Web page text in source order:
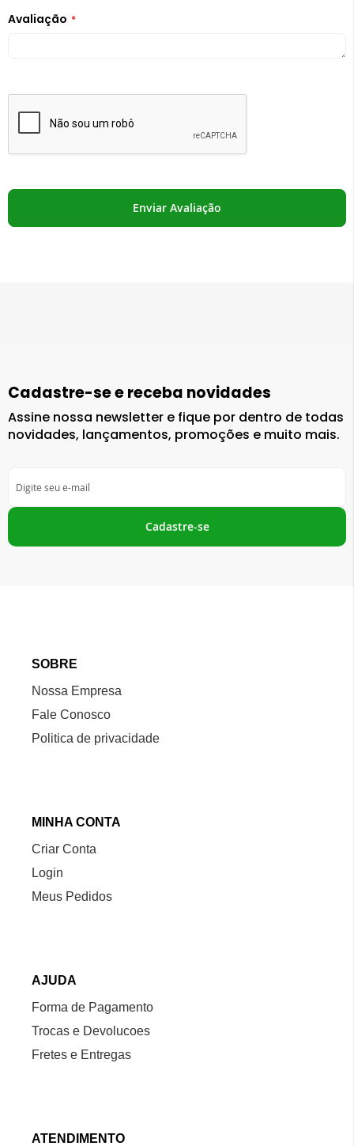
Avaliação
Enviar Avaliação
Cadastre-se e receba novidades
Assine nossa newsletter e fique por dentro de todas
novidades, lançamentos, promoções e muito mais.
se
na
Newsletter:
Cadastre-se
SOBRE
Nossa Empresa
Fale Conosco
Politica de privacidade
MINHA CONTA
Criar Conta
Login
Meus Pedidos
AJUDA
Forma de Pagamento
Trocas e Devolucoes
Fretes e Entregas
ATENDIMENTO